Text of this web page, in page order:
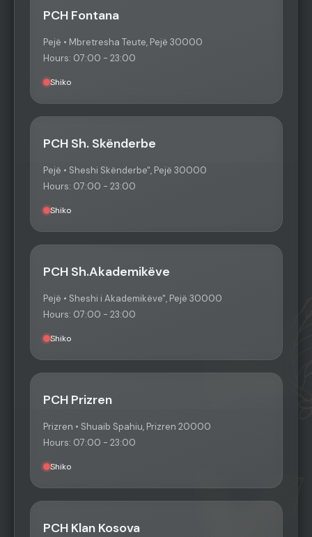
PCH Fontana
Pejë • Mbretresha Teute, Pejë 30000
Hours: 07:00 - 23:00
Shiko
PCH Sh. Skënderbe
Pejë • Sheshi Skënderbe", Pejë 30000
Hours: 07:00 - 23:00
Shiko
PCH Sh.Akademikëve
Pejë • Sheshi i Akademikëve", Pejë 30000
Hours: 07:00 - 23:00
Shiko
PCH Prizren
Prizren • Shuaib Spahiu, Prizren 20000
Hours: 07:00 - 23:00
Shiko
PCH Klan Kosova